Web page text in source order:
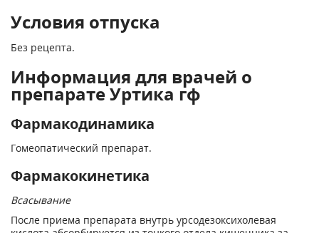
Условия отпуска
Без рецепта.
Информация для врачей о
препарате Уртика гф
Фармакодинамика
Гомеопатический препарат.
Фармакокинетика
Всасывание
После приема препарата внутрь урсодезоксихолевая